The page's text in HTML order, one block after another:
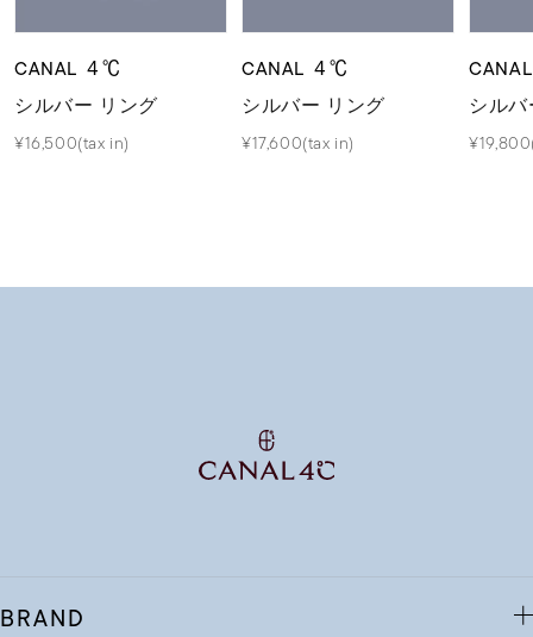
CANAL ４℃
シルバー リング
¥16,500(tax in)
CANAL ４℃
シルバー リング
¥17,600(tax in)
シル
BRAND